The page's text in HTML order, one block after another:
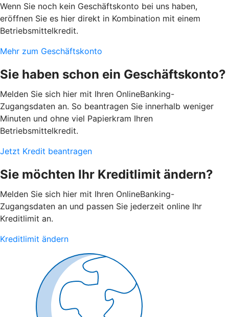
Wenn Sie noch kein Geschäftskonto bei uns haben,
eröffnen Sie es hier direkt in Kombination mit einem
Betriebsmittelkredit.
Mehr zum Geschäftskonto
Sie haben schon ein Geschäftskonto?
Melden Sie sich hier mit Ihren OnlineBanking-
Zugangsdaten an. So beantragen Sie innerhalb weniger
Minuten und ohne viel Papierkram Ihren
Betriebsmittelkredit.
Jetzt Kredit beantragen
Sie möchten Ihr Kreditlimit ändern?
Melden Sie sich hier mit Ihren OnlineBanking-
Zugangsdaten an und passen Sie jederzeit online Ihr
Kreditlimit an.
Kreditlimit ändern